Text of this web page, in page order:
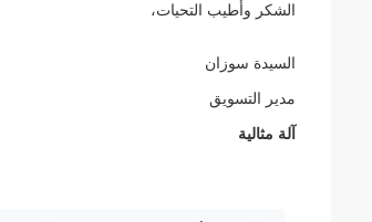
الشكر وأطيب التحيات،
السيدة سوزان
مدير التسويق
آلة مثالية